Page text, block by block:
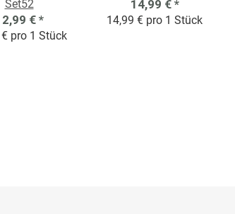
Set52
€ *
pro 1 Stück
14,99 € *
14,99 € pro 1 Stück